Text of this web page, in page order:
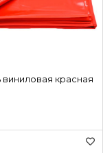
красная